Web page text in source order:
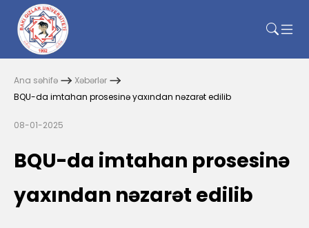
Ana səhifə
Xəbərlər
BQU-da imtahan prosesinə yaxından nəzarət edilib
08-01-2025
BQU-da imtahan prosesinə
yaxından nəzarət edilib